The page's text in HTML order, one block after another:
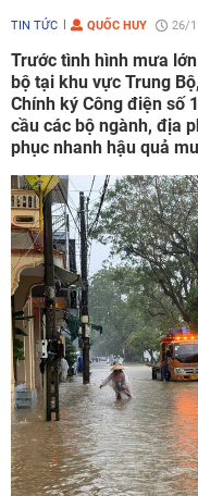
TIN TỨC QUỐC HUY 26/
Trước tình hình mưa
bộ tại khu vực Trung
Chính ký Công điện số
cầu các bộ ngành, địa
phục nhanh hậu quả